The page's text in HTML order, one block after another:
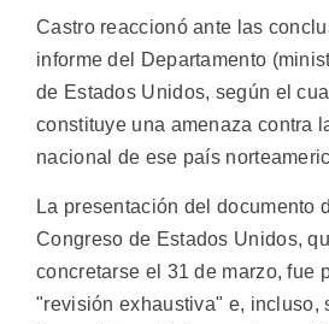
Castro reaccionó ante las
informe del Departamento
de Estados Unidos, según el
constituye una amenaza contra
nacional de ese país
La presentación del documento
Congreso de Estados Unidos,
concretarse el 31 de marzo, fue
"revisión exhaustiva" e, incluso,